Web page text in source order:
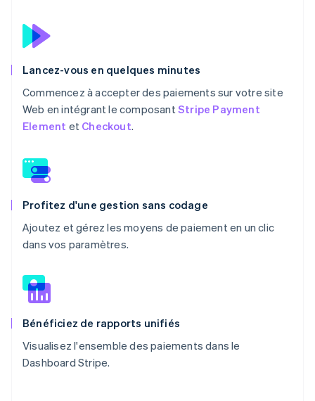
Lancez-vous en quelques minutes
Commencez à accepter des paiements sur votre site
Web en intégrant le composantStripe Payment
Element et Checkout.
Profitez d'une gestion sans codage
Ajoutez et gérez les moyens de paiement en un clic
dans vos paramètres.
Bénéficiez de rapports unifiés
Visualisez l'ensemble des paiements dans le
Dashboard Stripe.